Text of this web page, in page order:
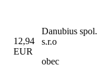
12,94
EUR
Danubius spol.
s.r.o
obec